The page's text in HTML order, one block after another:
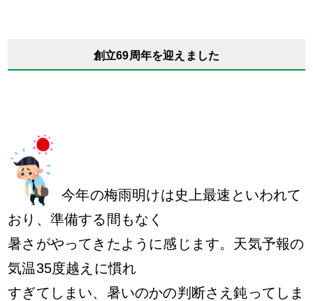
創立69周年を迎えました
今年の梅雨明けは史上最速といわれて
おり、準備する間もなく
暑さがやってきたように感じます。天気予報の
気温35度越えに慣れ
すぎて しまい、暑いのかの判断さえ鈍ってしま